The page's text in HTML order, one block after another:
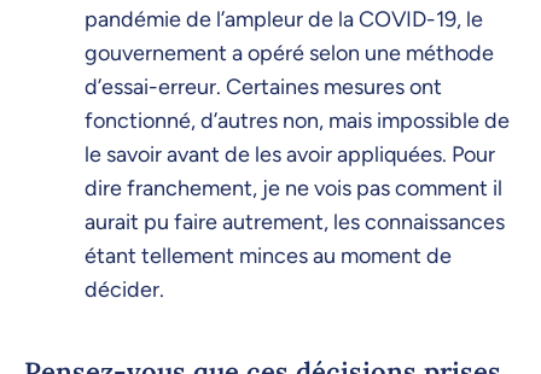
pandémie de l’ampleur de la COVID-19, le
gouvernement a opéré selon une méthode
d’essai-erreur. Certaines mesures ont
fonctionné, d’autres non, mais impossible de
le savoir avant de les avoir appliquées. Pour
dire franchement, je ne vois pas comment il
aurait pu faire autrement, les connaissances
étant tellement minces au moment de
décider.